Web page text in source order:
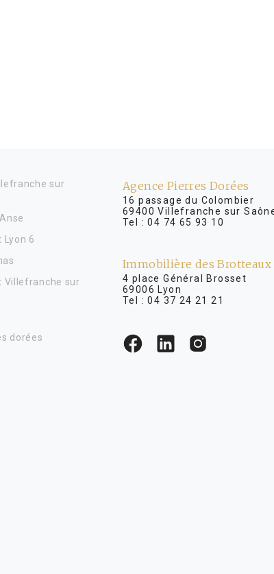
sur
6
Villefranche sur
dorées
Agence Pierres Dorées
16 passage du Colombier
69400 Villefranche sur
Tel :04 74 65 93 10
Immobilière des Brotteaux
4 place Général
69006 Lyon
Tel :04 37 24 21 21